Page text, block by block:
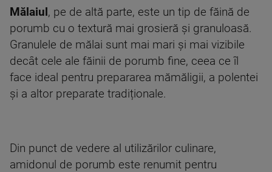
Mălaiul , pe de altă parte, este un tip de făină de
porumb cu o textură mai grosieră și granuloasă.
Granulele de mălai sunt mai mari și mai vizibile
decât cele ale făinii de porumb fine, ceea ce îl
face ideal pentru prepararea mămăligii, a polentei
și a altor preparate tradiționale.
Din punct de vedere al utilizărilor culinare,
amidonul de porumb este renumit pentru